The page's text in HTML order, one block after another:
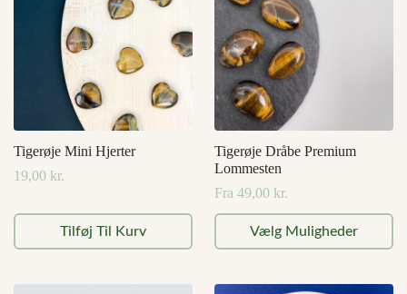
varesiden
Tigerøje Mini Hjerter
19,00 kr.
Tilføj Til Kurv
Tigerøje Dråbe Premium
Lommesten
Fra49,00 kr.
Vælg Muligheder
vare
flere